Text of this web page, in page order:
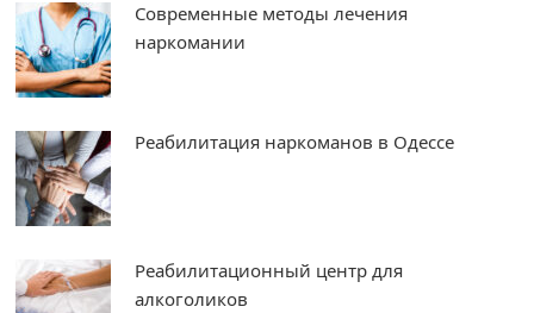
Современные методы лечения
наркомании
Реабилитация наркоманов в Одессе
Реабилитационный центр для
алкоголиков